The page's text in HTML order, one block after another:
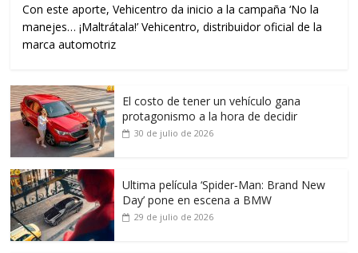
Con este aporte, Vehicentro da inicio a la campaña ‘No la
manejes… ¡Maltrátala!’ Vehicentro, distribuidor oficial de la
marca automotriz
El costo de tener un vehículo gana
protagonismo a la hora de decidir
30 de julio de 2026
Ultima película ‘Spider‑Man: Brand New
Day’ pone en escena a BMW
29 de julio de 2026